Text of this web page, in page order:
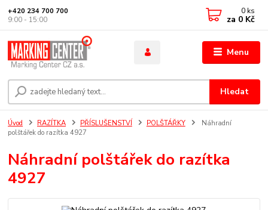
Menu
Hledat
+420 234 700 700
9:00 - 15:00
0 ks
za 0 Kč
Úvod RAZÍTKA PŘÍSLUŠENSTVÍ POLŠTÁŘKY
Náhradní
polštářek do razítka 4927
Náhradní polštářek do razítka
4927